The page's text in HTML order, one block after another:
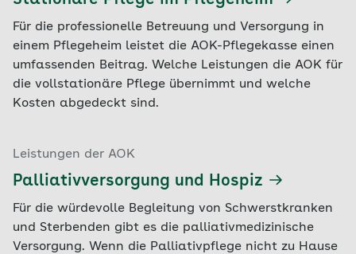
Werden die Angehörigen in der Einrichtung
miteinbezogen?
Wie reichhaltig ist der Speiseplan?
Damit Sie bei der Auswahl eines Heims nicht den
Überblick verlieren, haben wir eine ausführliche
kreuzen an, welche Kriterien das jeweilige Heim
erfüllt.
Checkliste Pflegeheim (PDF, 92 KB)
bereits unterschrieben haben, können Sie
innerhalb von zwei Wochen Ihre Unterschrift
widerrufen.
Für die professionelle Betreuung und Versorgung in
einem Pflegeheim leistet die AOK-Pflegekasse einen
umfassenden Beitrag. Welche Leistungen die AOK für
die vollstationäre Pflege übernimmt und welche
Kosten abgedeckt sind.
Leistungen der AOK
Palliativversorgung und Hospiz
Für die würdevolle Begleitung von Schwerstkranken
und Sterbenden gibt es die palliativmedizinische
Versorgung. Wenn die Palliativpflege nicht zu Hause